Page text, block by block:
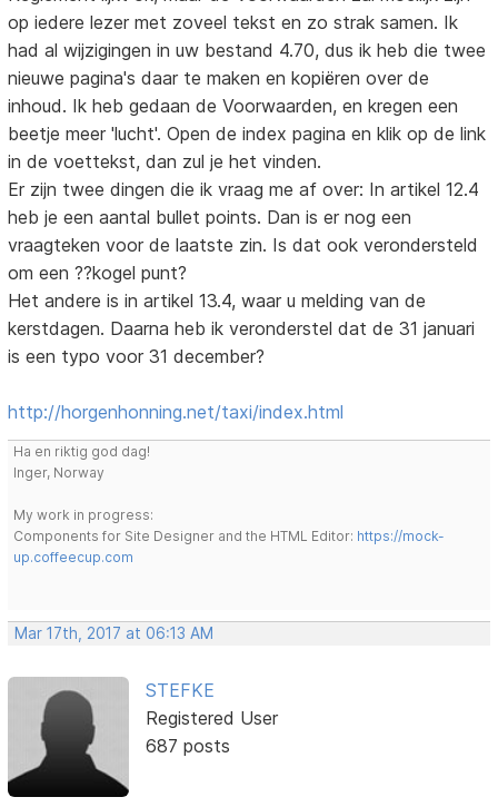
op iedere lezer met zoveel tekst en zo strak samen. Ik
had al wijzigingen in uw bestand 4.70, dus ik heb die twee
nieuwe pagina's daar te maken en kopiëren over de
inhoud. Ik heb gedaan de Voorwaarden, en kregen een
beetje meer 'lucht'. Open de index pagina en klik op de link
in de voettekst, dan zul je het vinden.
Er zijn twee dingen die ik vraag me af over: In artikel 12.4
heb je een aantal bullet points. Dan is er nog een
vraagteken voor de laatste zin. Is dat ook verondersteld
om een ??kogel punt?
Het andere is in artikel 13.4, waar u melding van de
kerstdagen. Daarna heb ik veronderstel dat de 31 januari
is een typo voor 31 december?
http://horgenhonning.net/taxi/index.html
Ha en riktig god dag!
Inger, Norway
My work in progress:
Components for Site Designer and the HTML Editor: https://mock-
up.coffeecup.com
Mar 17th, 2017 at 06:13 AM
STEFKE
Registered User
687 posts